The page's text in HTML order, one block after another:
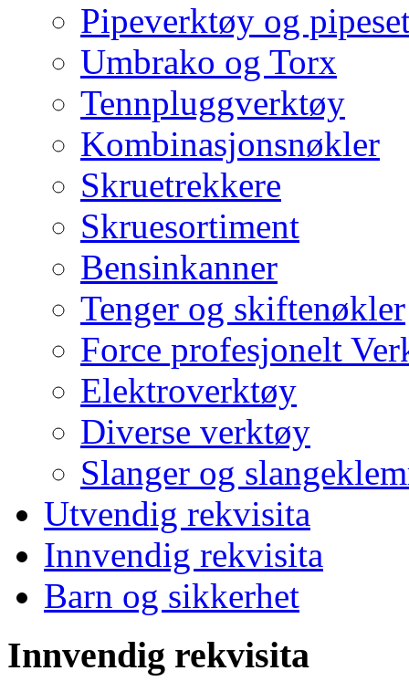
Pipeverktøy og
Umbrako og Torx
Tennpluggverktøy
Kombinasjonsnøkler
Skruetrekkere
Skruesortiment
Bensinkanner
Tenger og skiftenøkler
Force profesjonelt
Elektroverktøy
Diverse verktøy
Slanger og
Utvendig rekvisita
Innvendig rekvisita
Barn og sikkerhet
Innvendig rekvisita